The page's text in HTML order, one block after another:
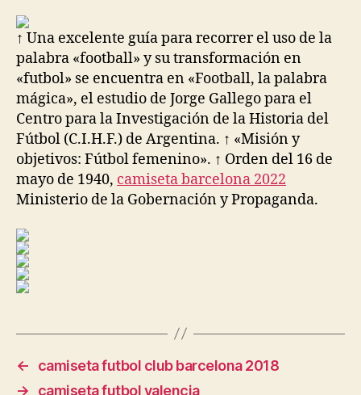
↑ Una excelente guía para recorrer el uso de la
palabra «football» y su transformación en
«futbol» se encuentra en «Football, la palabra
mágica», el estudio de Jorge Gallego para el
Centro para la Investigación de la Historia del
Fútbol (C.I.H.F.) de Argentina. ↑ «Misión y
objetivos: Fútbol femenino». ↑ Orden del 16 de
mayo de 1940, camiseta barcelona 2022
Ministerio de la Gobernación y Propaganda.
←
camiseta futbol club barcelona 2018
→
camiseta futbol valencia